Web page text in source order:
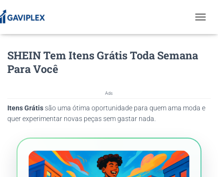
O
I
SHEIN Tem Itens Grátis Toda Semana
Para Você
Ads
Itens Grátissão uma ótima oportunidade para quem ama moda e
quer experimentar novas peças sem gastar nada.